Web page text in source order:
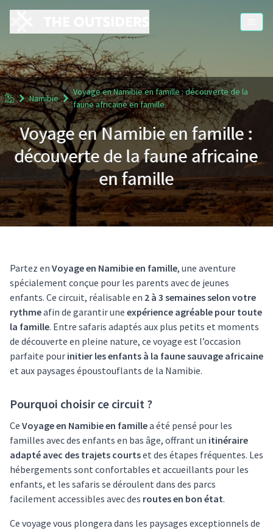
AccueilNamibie
Voyage en Namibie en famille : découverte de la
faune africaine en famille
Voyage en Namibie en famille :
découverte de la faune africaine
en famille
Partez en Voyage en Namibie en famille, une aventure
spécialement conçue pour les parents avec de jeunes
enfants. Ce circuit, réalisable en 2 à 3 semaines selon votre
rythmeafin de garantir une expérience agréable pour toute
la famille. Entre safaris adaptés aux plus petits et moments
de découverte en pleine nature, ce voyage est l’occasion
parfaite pour initier les enfants à la faune sauvage africaine
et aux paysages époustouflants de la Namibie.
Pourquoi choisir ce circuit ?
Ce Voyage en Namibie en famillea été pensé pour les
familles avec des enfants en bas âge, offrant un itinéraire
adapté avec des trajets courtset des étapes fréquentes. Les
hébergements sont confortables et accueillants pour les
enfants, et les safaris se déroulent dans des parcs
facilement accessibles avec des routes en bon état.
Ce voyage vous plongera dans les paysages exceptionnels de